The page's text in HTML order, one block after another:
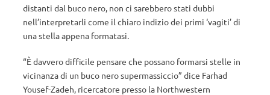
distanti dal buco nero, non ci sarebbero stati dubbi
nell’interpretarli come il chiaro indizio dei primi ‘vagiti’ di
una stella appena formatasi.
“È davvero difficile pensare che possano formarsi stelle in
vicinanza di un buco nero supermassiccio” dice Farhad
Yousef-Zadeh, ricercatore presso la Northwestern